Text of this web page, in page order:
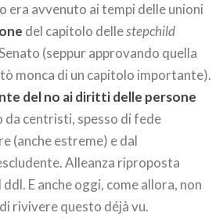
era avvenuto ai tempi delle unioni
del capitolo dellestepchild
(seppur approvando quella
monca di un capitolo importante).
del no ai diritti delle persone
centristi, spesso di fede
(anche estreme) e dal
Alleanza riproposta
E anche oggi, come allora, non
rivivere questo déjà vu.